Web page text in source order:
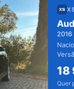
2016
18
Quer